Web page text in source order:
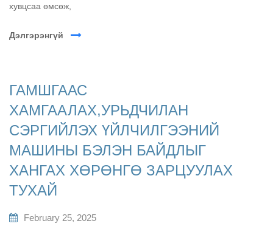
хувцсаа өмсөж,
Дэлгэрэнгүй
ГАМШГААС
ХАМГААЛАХ,УРЬДЧИЛАН
СЭРГИЙЛЭХ ҮЙЛЧИЛГЭЭНИЙ
МАШИНЫ БЭЛЭН БАЙДЛЫГ
ХАНГАХ ХӨРӨНГӨ ЗАРЦУУЛАХ
ТУХАЙ
February 25, 2025